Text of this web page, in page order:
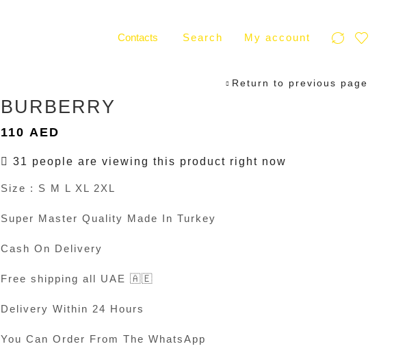
Contacts Search My account
Return to previous page
BURBERRY
110 AED
31 people are viewing this product right now
Size : S M L XL 2XL
Super Master Quality Made In Turkey
Cash On Delivery
Free shipping all UAE 🇦🇪
Delivery Within 24 Hours
You Can Order From The WhatsApp